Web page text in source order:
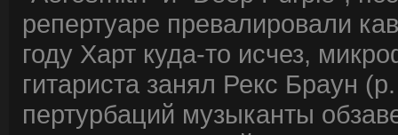
репертуаре превалировали
году Харт куда-то исчез,
гитариста занял Рекс Браун
пертурбаций музыканты